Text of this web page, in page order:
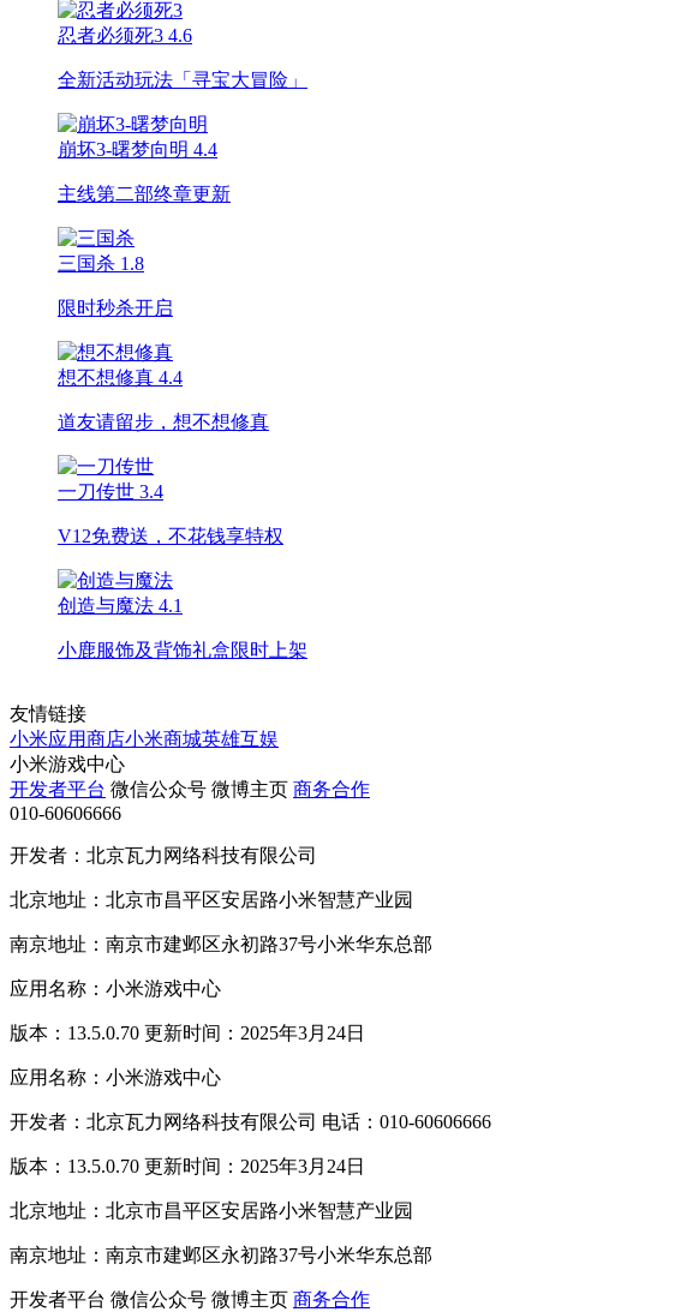
忍者必须死3 4.6
全新活动玩法「寻宝大冒险」
崩坏3-曙梦向明 4.4
主线第二部终章更新
三国杀 1.8
限时秒杀开启
想不想修真 4.4
道友请留步，想不想修真
一刀传世 3.4
V12免费送，不花钱享特权
创造与魔法 4.1
小鹿服饰及背饰礼盒限时上架
友情链接
小米应用商店小米商城英雄互娱
小米游戏中心
开发者平台 微信公众号 微博主页 商务合作
010-60606666
开发者：北京瓦力网络科技有限公司
北京地址：北京市昌平区安居路小米智慧产业园
南京地址：南京市建邺区永初路37号小米华东总部
应用名称：小米游戏中心
版本：13.5.0.70 更新时间：2025年3月24日
应用名称：小米游戏中心
开发者：北京瓦力网络科技有限公司 电话：010-60606666
版本：13.5.0.70 更新时间：2025年3月24日
北京地址：北京市昌平区安居路小米智慧产业园
南京地址：南京市建邺区永初路37号小米华东总部
开发者平台 微信公众号 微博主页 商务合作